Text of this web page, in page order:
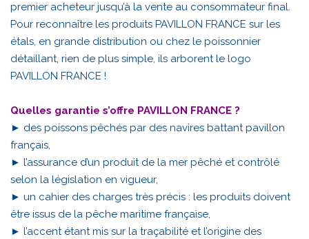
premier acheteur jusqu’à la vente au consommateur final.
Pour reconnaître les produits PAVILLON FRANCE sur les
étals, en grande distribution ou chez le poissonnier
détaillant, rien de plus simple, ils arborent le logo
PAVILLON FRANCE !
Quelles garantie s’offre PAVILLON FRANCE ?
► des poissons pêchés par des navires battant pavillon
français,
► l’assurance d’un produit de la mer pêché et contrôlé
selon la législation en vigueur,
► un cahier des charges très précis : les produits doivent
être issus de la pêche maritime française,
► l’accent étant mis sur la traçabilité et l’origine des